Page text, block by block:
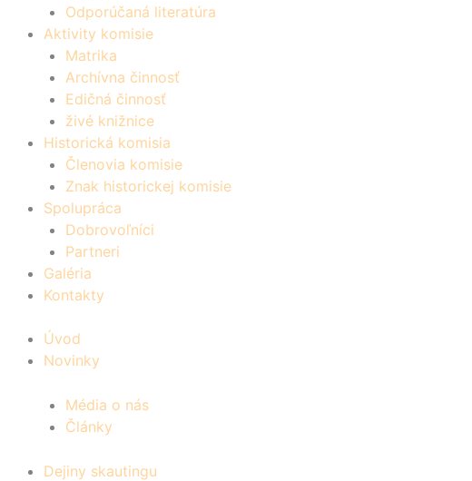
Odporúčaná literatúra
Aktivity komisie
Matrika
Archívna činnosť
Edičná činnosť
živé knižnice
Historická komisia
Členovia komisie
Znak historickej komisie
Spolupráca
Dobrovoľníci
Partneri
Galéria
Kontakty
Úvod
Novinky
Média o nás
Články
Dejiny skautingu